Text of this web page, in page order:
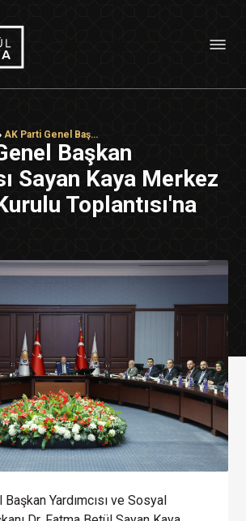
AK Parti Genel Başkan Yardımcısı Sayan Kaya Merkez Yürütme Kurulu Toplantısı'na Katıldı
Başkan
Sayan Kaya Merkez
Toplantısı'na
Yardımcısı ve Sosyal